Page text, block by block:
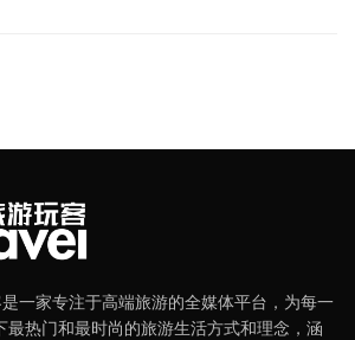
一家专注于高端旅游的全媒体平台，为每一
最热门和最时尚的旅游生活方式和理念，涵